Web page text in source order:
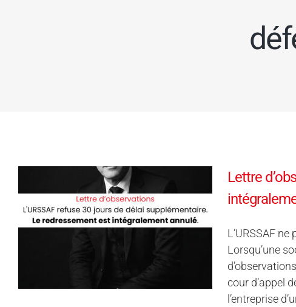
Lettre
L’URSSAF
Lorsqu’une
cour d’appel
l’entreprise